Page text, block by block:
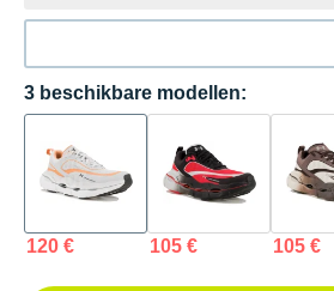
3 beschikbare modellen:
120 € 105 € 105 €